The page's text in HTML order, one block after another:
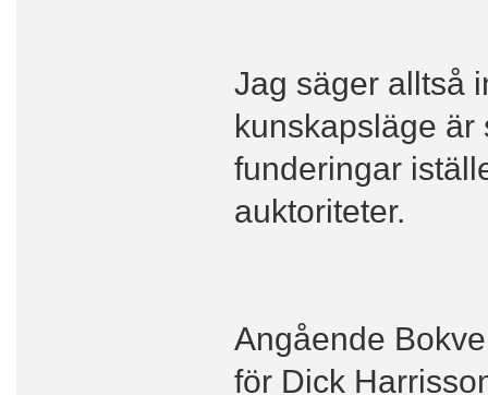
Jag säger alltså
kunskapsläge är
funderingar
auktoriteter.
Angående
för Dick